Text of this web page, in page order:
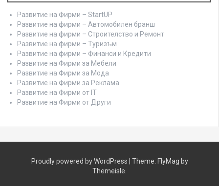
Развитие на Фирми – StartUP
Развитие на фирми – Автомобилен бранш
Развитие на фирми – Строителство и Ремонт
Развитие на фирми – Туризъм
Развитие на фирми – Финанси и Кредити
Развитие на Фирми за Мебели
Развитие на Фирми за Мода
Развитие на Фирми за Реклама
Развитие на Фирми от IT
Развитие на Фирми от Други
Proudly powered by WordPress Theme: FlyMag by
Themeisle.